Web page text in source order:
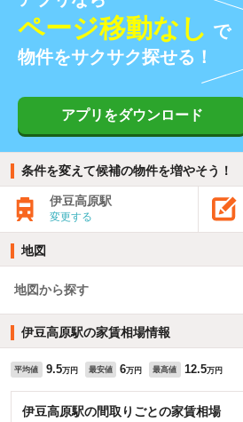
ページ移動なし で
物件をサクサク探せる！
アプリをダウンロード
条件を変えて候補の物件を増やそう！
伊豆高原駅
変更する
地図
地図から探す
伊豆高原駅の家賃相場情報
平均値 9.5万円 最安値 6万円 最高値 12.5万円
伊豆高原駅の間取りごとの家賃相場